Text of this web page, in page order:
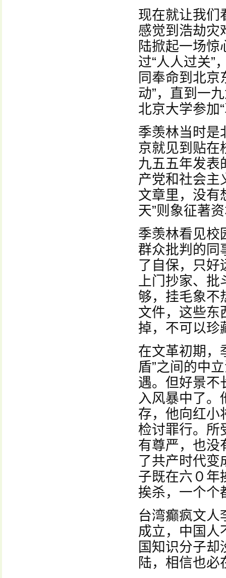
现在就让我们
感觉到浩劫灾
陆掀起一场惊
过“人人过关”
同奉命到北京
动”，直到一
北京大学参加
季羡林当时是
京就见到贴在
九五五年发表
产党和社会主
文章里，没有
天”则象征著
季羡林看见校
群众批判的同
了自保，只好
上门抄家、批
够，挂毛象不
文件，这些东
掉，不可以珍
在文革初期，
盾”之间的中
遇。但好景不
入风暴中了。
存，他向红小
检讨罪行。所
有尊严，也没
了共产时代变
子既在六０年
挨杀，一个个
台湾癫疯文人
成立，中国人
国知识分子却
陆，相信也必